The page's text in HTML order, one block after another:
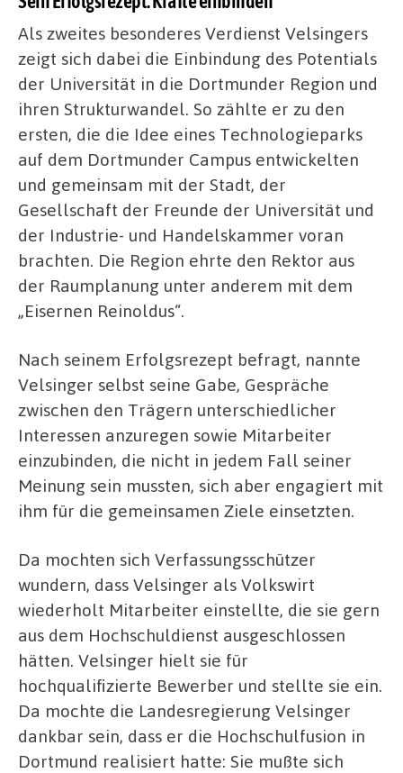
Als zweites besonderes Verdienst Velsingers
zeigt sich dabei die Einbindung des Potentials
der Universität in die Dortmunder Region und
ihren Strukturwandel. So zählte er zu den
ersten, die die Idee eines Technologieparks
auf dem Dortmunder Campus entwickelten
und gemeinsam mit der Stadt, der
Gesellschaft der Freunde der Universität und
der Industrie- und Handelskammer voran
brachten. Die Region ehrte den Rektor aus
der Raumplanung unter anderem mit dem
„Eisernen Reinoldus“.
Nach seinem Erfolgsrezept befragt, nannte
Velsinger selbst seine Gabe, Gespräche
zwischen den Trägern unterschiedlicher
Interessen anzuregen sowie Mitarbeiter
einzubinden, die nicht in jedem Fall seiner
Meinung sein mussten, sich aber engagiert mit
ihm für die gemeinsamen Ziele einsetzten.
Da mochten sich Verfassungsschützer
wundern, dass Velsinger als Volkswirt
wiederholt Mitarbeiter einstellte, die sie gern
aus dem Hochschuldienst ausgeschlossen
hätten. Velsinger hielt sie für
hochqualifizierte Bewerber und stellte sie ein.
Da mochte die Landesregierung Velsinger
dankbar sein, dass er die Hochschulfusion in
Dortmund realisiert hatte: Sie mußte sich